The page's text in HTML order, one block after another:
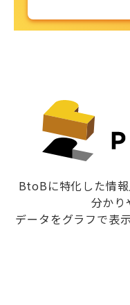
BtoBに特化した情
分かり
データをグラフで表